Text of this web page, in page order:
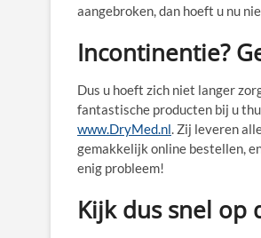
aangebroken, dan hoeft u nu
Incontinentie?
Dus u hoeft zich niet langer
fantastische producten bij u
www.DryMed.nl. Zij leveren
gemakkelijk online bestellen,
enig probleem!
Kijk dus snel op